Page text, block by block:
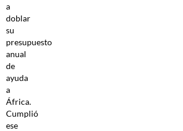
a
doblar
su
presupuesto
anual
de
ayuda
a
África.
Cumplió
ese